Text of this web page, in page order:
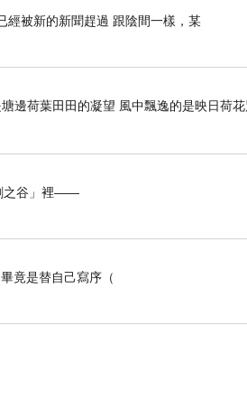
經被新的新聞趕過 跟陰間一樣，某
邊荷葉田田的凝望 風中飄逸的是映日荷
裡——
竟是替自己寫序（